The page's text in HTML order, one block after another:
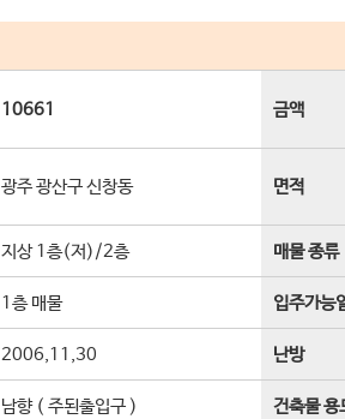
10661 금액
광주 광산구 신창동 면적
지상 1층(저)/2층 매물 종류
1층 매물 입주가능
2006,11,30 난방
남향 ( 주된출입구 ) 건축물 용